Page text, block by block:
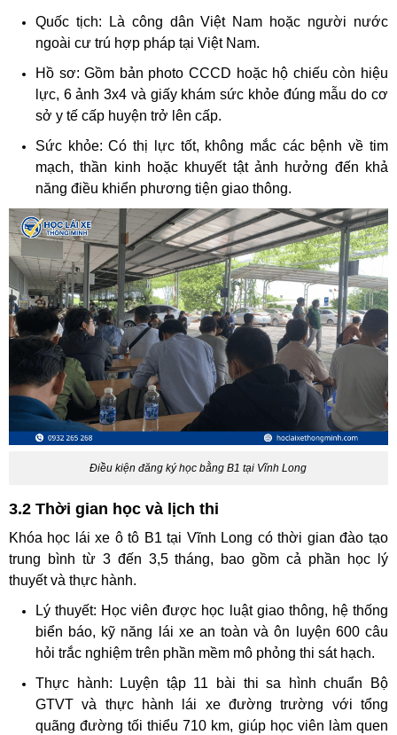
Quốc tịch: Là công dân Việt Nam hoặc người nước
ngoài cư trú hợp pháp tại Việt Nam.
Hồ sơ: Gồm bản photo CCCD hoặc hộ chiếu còn hiệu
lực, 6 ảnh 3x4 và giấy khám sức khỏe đúng mẫu do cơ
sở y tế cấp huyện trở lên cấp.
Sức khỏe: Có thị lực tốt, không mắc các bệnh về tim
mạch, thần kinh hoặc khuyết tật ảnh hưởng đến khả
năng điều khiển phương tiện giao thông.
Điều kiện đăng ký học bằng B1 tại Vĩnh Long
3.2 Thời gian học và lịch thi
Khóa học lái xe ô tô B1 tại Vĩnh Long có thời gian đào tạo
trung bình từ 3 đến 3,5 tháng, bao gồm cả phần học lý
thuyết và thực hành.
Lý thuyết: Học viên được học luật giao thông, hệ thống
biển báo, kỹ năng lái xe an toàn và ôn luyện 600 câu
hỏi trắc nghiệm trên phần mềm mô phỏng thi sát hạch.
Thực hành: Luyện tập 11 bài thi sa hình chuẩn Bộ
GTVT và thực hành lái xe đường trường với tổng
quãng đường tối thiểu 710 km, giúp học viên làm quen